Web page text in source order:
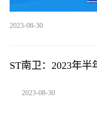
2023-08-30
ST南卫：2023年半
2023-08-30